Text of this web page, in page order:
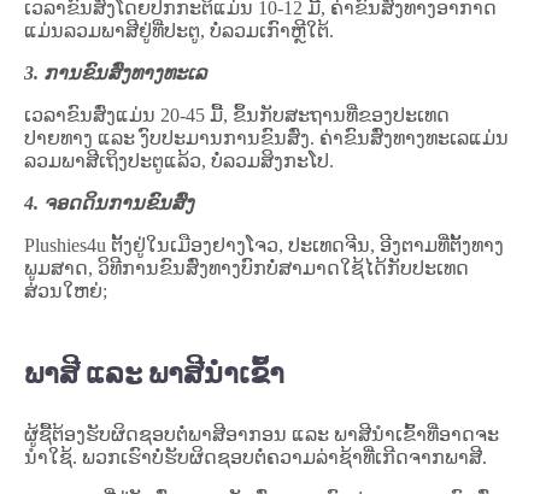
ເວລາຂົນສົ່ງໂດຍປົກກະຕິແມ່ນ 10-12 ມື້, ຄ່າຂົນສົ່ງທາງອາກາດ
ແມ່ນລວມພາສີຢູ່ທີ່ປະຕູ, ບໍ່ລວມເກົາຫຼີໃຕ້.
3. ການຂົນສົ່ງທາງທະເລ
ເວລາຂົນສົ່ງແມ່ນ 20-45 ມື້, ຂຶ້ນກັບສະຖານທີ່ຂອງປະເທດ
ປາຍທາງ ແລະ ງົບປະມານການຂົນສົ່ງ. ຄ່າຂົນສົ່ງທາງທະເລແມ່ນ
ລວມພາສີເຖິງປະຕູແລ້ວ, ບໍ່ລວມສິງກະໂປ.
4. ຈອດດິນການຂົນສົ່ງ
Plushies4u ຕັ້ງຢູ່ໃນເມືອງຢາງໂຈວ, ປະເທດຈີນ, ອີງຕາມທີ່ຕັ້ງທາງ
ພູມສາດ, ວິທີການຂົນສົ່ງທາງບົກບໍ່ສາມາດໃຊ້ໄດ້ກັບປະເທດ
ສ່ວນໃຫຍ່;
ພາສີ ແລະ ພາສີນຳເຂົ້າ
ຜູ້ຊື້ຕ້ອງຮັບຜິດຊອບຕໍ່ພາສີອາກອນ ແລະ ພາສີນໍາເຂົ້າທີ່ອາດຈະ
ນຳໃຊ້. ພວກເຮົາບໍ່ຮັບຜິດຊອບຕໍ່ຄວາມລ່າຊ້າທີ່ເກີດຈາກພາສີ.